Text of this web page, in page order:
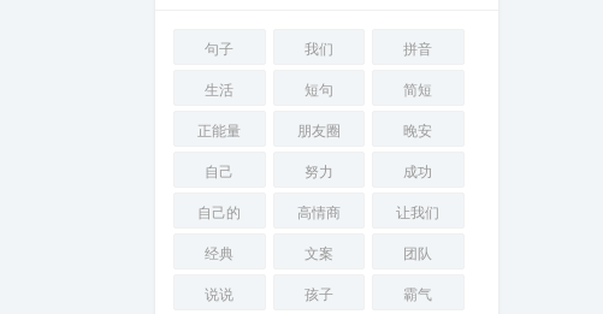
句子 我们
拼音
生活
短句
简短
正能量
朋友圈
晚安
自己
努力
成功
自己的
高情商
让我们
经典
文案
团队
说说
孩子 霸气